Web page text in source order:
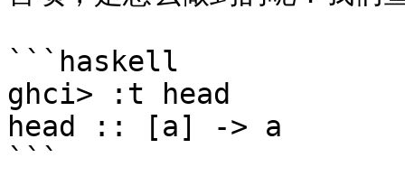
```haskell
ghci> :t head
head :: [a] -> a
```